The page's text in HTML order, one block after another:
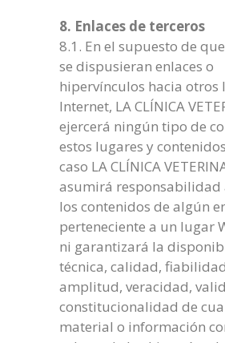
8. Enlaces de terceros
8.1. En el supuesto de
se dispusieran enlaces o
hipervínculos hacia otros
Internet, LA CLÍNICA
ejercerá ningún tipo de
estos lugares y
caso LA CLÍNICA
asumirá
los contenidos de algún
perteneciente a un lugar
ni garantizará la
técnica, calidad,
amplitud, veracidad,
constitucionalidad de
material o información